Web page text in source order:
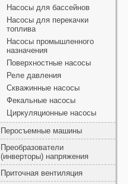
Насосы для бассейнов
Насосы для перекачки
топлива
Насосы промышленного
назначения
Поверхностные насосы
Реле давления
Скважинные насосы
Фекальные насосы
Циркуляционные насосы
Перосъемные машины
Преобразователи
(инверторы) напряжения
Приточная вентиляция